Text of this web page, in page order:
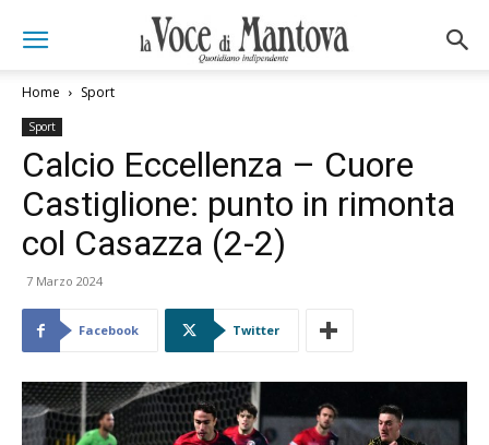
Home Sport
Sport
Calcio Eccellenza – Cuore
Castiglione: punto in rimonta
col Casazza (2-2)
7 Marzo 2024
Facebook Twitter